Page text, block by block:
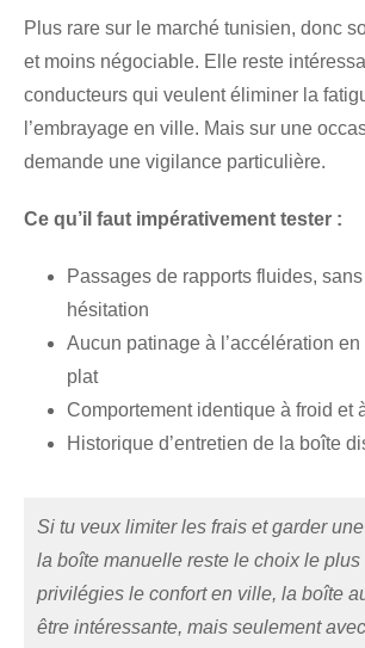
Plus rare sur le marché tunisien, donc
et moins négociable. Elle reste
conducteurs qui veulent éliminer la
l’embrayage en ville. Mais sur une
demande une vigilance particulière.
Ce qu’il faut impérativement tester :
Passages de rapports fluides,
hésitation
Aucun patinage à l’accélération
plat
Comportement identique à froid et
Historique d’entretien de la boîte
Si tu veux limiter les frais et garder
la boîte manuelle reste le choix le plus
privilégies le confort en ville, la boîte
être intéressante, mais seulement